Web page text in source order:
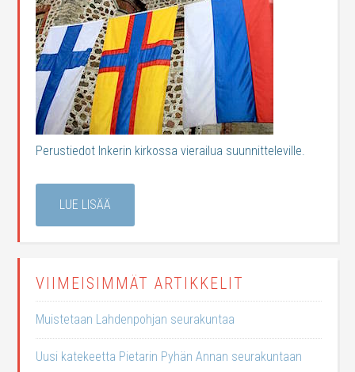
Perustiedot Inkerin kirkossa vierailua suunnitteleville.
LUE LISÄÄ
VIIMEISIMMÄT ARTIKKELIT
Muistetaan Lahdenpohjan seurakuntaa
Uusi katekeetta Pietarin Pyhän Annan seurakuntaan